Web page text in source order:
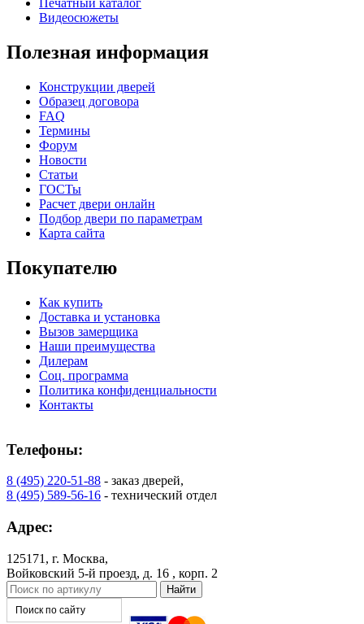
Печатный каталог
Видеосюжеты
Полезная информация
Конструкции дверей
Образец договора
FAQ
Термины
Форум
Новости
Статьи
ГОСТы
Расчет двери онлайн
Подбор двери по параметрам
Карта сайта
Покупателю
Как купить
Доставка и установка
Вызов замерщика
Наши преимущества
Дилерам
Соц. программа
Политика конфиденциальности
Контакты
Телефоны:
8 (495) 220-51-88 - заказ дверей,
8 (495) 589-56-16 - технический отдел
Адрес:
125171, г. Москва,
Войковский 5-й проезд, д. 16 , корп. 2